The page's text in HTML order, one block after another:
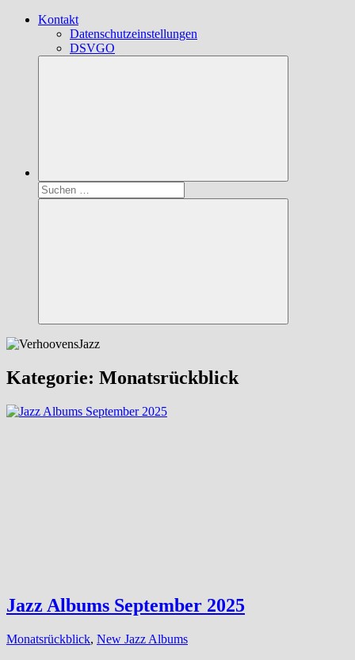
Kontakt
Datenschutzeinstellungen
DSVGO
Suchen
nach:
Suchen
Kategorie: Monatsrückblick
Jazz Albums September 2025
Monatsrückblick, New Jazz Albums